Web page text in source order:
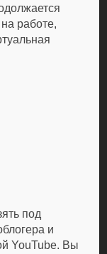
работе,
под
и
YouTube. Вы